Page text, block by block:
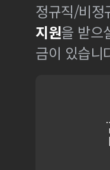
정규직/비정
지원을 받으
금이 있습니